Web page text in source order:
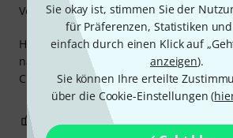
Sie okay ist, stimmen Sie der
für Präferenzen, Statistiken
einfach durch einen Klick auf
anzeigen).
Sie können Ihre erteilte
über die Cookie-Einstellungen (
Habe schon einig Saiten ausprobiert,
nachteiliges finden. Ausgewogener
Chops.
Verarbeitung